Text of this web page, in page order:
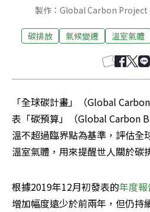
製作：Global Carbon Project
碳排放 氣候變遷 溫室氣體
「全球碳計畫」（Global
表「碳預算」（Global Carbon
溫不超過臨界點為基準，評估全
溫室氣體，用來提醒世人關於碳
根據2019年12月初發表的年度報
增加幅度遠少於前兩年，但仍持